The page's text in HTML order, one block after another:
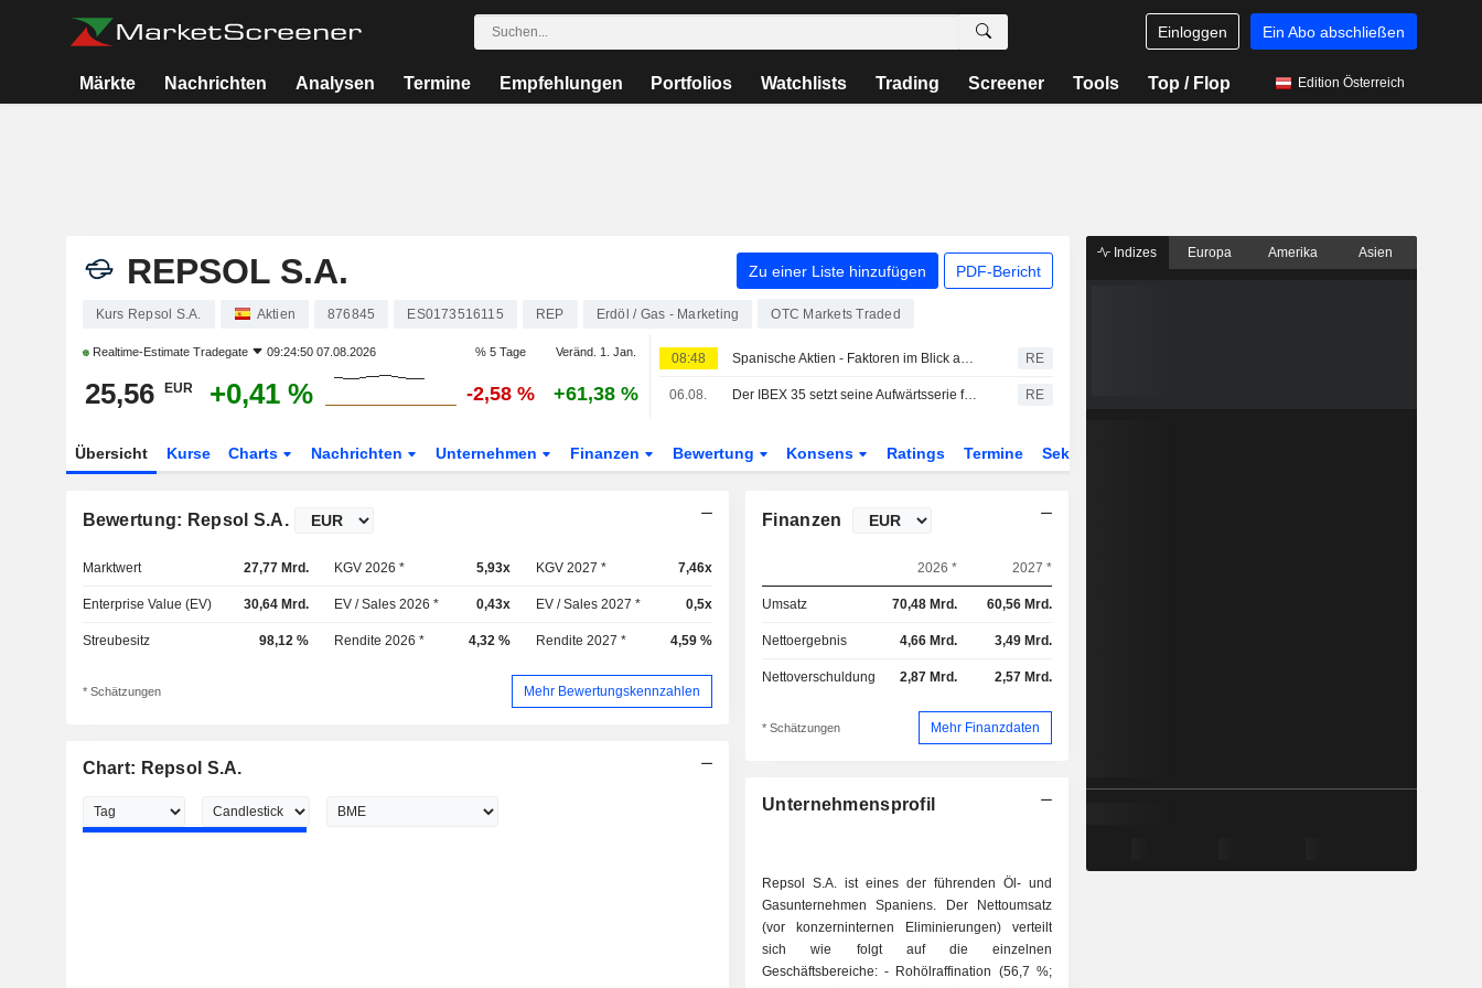
Einloggen Ein Abo abschließen
Märkte Nachrichten Analysen Termine Empfehlungen Portfolios Watchlists Trading Screener Tools Top / Flop Edition Österreich
REPSOL S.A. Zu einer Liste hinzufügen PDF-Bericht
Kurs Repsol S.A. Aktien 876845 ES0173516115 REP Erdöl / Gas - Marketing OTC Markets Traded
Realtime-Estimate Tradegate 09:24:50 07.08.2026 % 5 Tage Veränd. 1. Jan.
25,56 EUR +0,41 % -2,58 % +61,38 %
08:48 Spanische Aktien - Faktoren im Blick am 7. Aug RE
06.08. Der IBEX 35 setzt seine Aufwärtsserie fort - getragen von Hoffnungen auf ein Abkommen zwischen den USA und Iran RE
Übersicht Kurse Charts Nachrichten Unternehmen Finanzen Bewertung Konsens Ratings Termine Sektor
Bewertung: Repsol S.A.
Marktwert 27,77 Mrd. KGV 2026 * 5,93x KGV 2027 * 7,46x
Enterprise Value (EV) 30,64 Mrd. EV / Sales 2026 * 0,43x EV / Sales 2027 * 0,5x
Streubesitz 98,12 % Rendite 2026 * 4,32 % Rendite 2027 * 4,59 %
* Schätzungen Mehr Bewertungskennzahlen
Chart: Repsol S.A.
Finanzen
2026 * 2027 *
Umsatz 70,48 Mrd. 60,56 Mrd.
Nettoergebnis 4,66 Mrd. 3,49 Mrd.
Nettoverschuldung 2,87 Mrd. 2,57 Mrd.
* Schätzungen Mehr Finanzdaten
Unternehmensprofil
Repsol S.A. ist eines der führenden Öl- und
Gasunternehmen Spaniens. Der Nettoumsatz
(vor konzerninternen Eliminierungen) verteilt
sich wie folgt auf die einzelnen
Geschäftsbereiche: - Rohölraffination (56,7 %;
Indizes Europa Amerika Asien